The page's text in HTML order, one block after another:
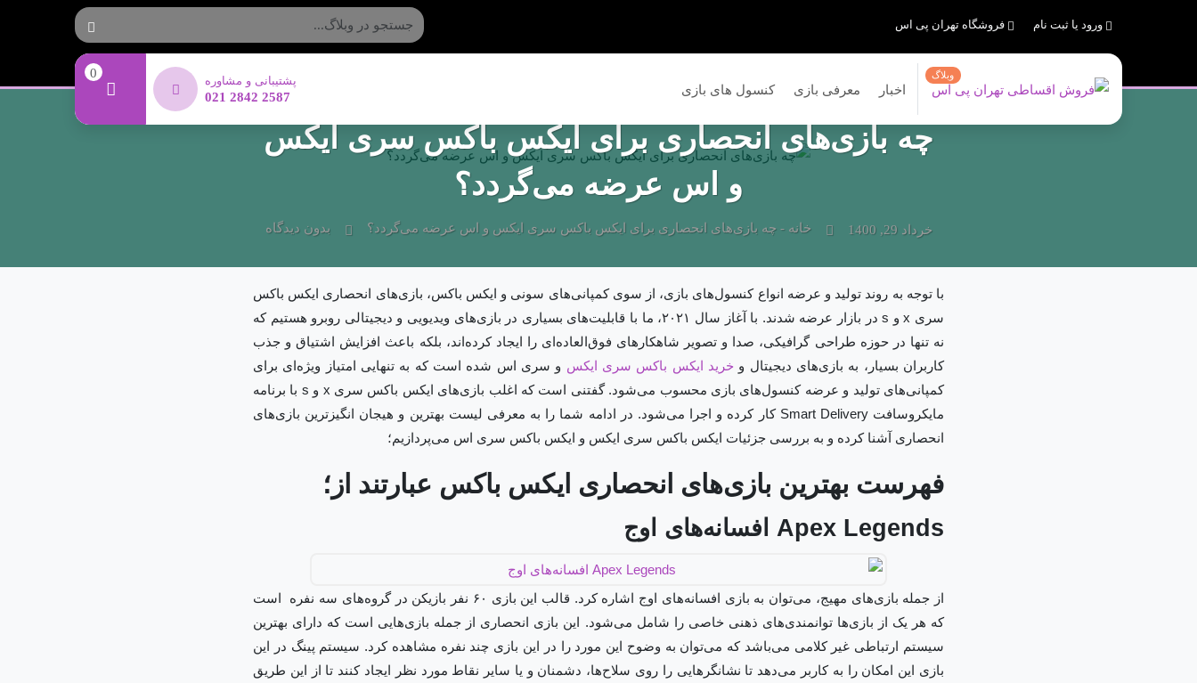
ورود یا ثبت نام فروشگاه تهران پی اس
وبلاگ
اخبار معرفی بازی کنسول های بازی
پشتیبانی و مشاوره
021 2842 2587
0
چه بازی‌های انحصاری برای ایکس باکس سری ایکس
و اس عرضه می‌گردد؟
خرداد 29, 1400 خانه -چه بازی‌های انحصاری برای ایکس باکس سری ایکس و اس عرضه می‌گردد؟ بدون دیدگاه
با توجه به روند تولید و عرضه انواع کنسول‌های بازی، از سوی کمپانی‌های سونی و ایکس باکس، بازی‌های انحصاری ایکس باکس
‌سری x و s در بازار عرضه شدند. با آغاز سال ۲۰۲۱، ما با قابلیت‌های بسیاری در بازی‌های ویدیویی و دیجیتالی روبرو هستیم که
نه تنها در حوزه طراحی گرافیکی، صدا و تصویر شاهکارهای فوق‌العاده‌ای را ایجاد کرده‌اند، بلکه باعث افزایش اشتیاق و جذب
کاربران بسیار، به بازی‌های دیجیتال و خرید ایکس باکس سری ایکس و سری اس شده است که به تنهایی امتیاز ویژه‌ای برای
کمپانی‌های تولید و عرضه کنسول‌های بازی محسوب می‌شود. گفتنی است که اغلب بازی‌های ایکس باکس سری x و s با برنامه
مایکروسافت Smart Delivery کار کرده و اجرا می‌شود. در ادامه شما را به معرفی لیست بهترین و هیجان انگیزترین بازی‌های
انحصاری آشنا کرده و به بررسی جزئیات ایکس باکس سری ایکس و ایکس باکس سری اس می‌پردازیم؛
فهرست بهترین بازی‌های انحصاری ایکس باکس عبارتند از؛
Apex Legends افسانه‌های اوج
از جمله بازی‌های مهیج، می‌توان به بازی افسانه‌های اوج اشاره کرد. قالب این بازی ۶۰ نفر بازیکن در گروه‌های سه نفره است
که هر یک از بازی‌ها توانمندی‌های ذهنی خاصی را شامل می‌شود. این بازی انحصاری از جمله بازی‌هایی است که دارای بهترین
سیستم ارتباطی غیر کلامی می‌باشد که می‌توان به وضوح این مورد را در این بازی چند نفره مشاهده کرد. سیستم پینگ در این
بازی این امکان را به کاربر می‌دهد تا نشانگرهایی را روی سلاح‌ها، دشمنان و یا سایر نقاط مورد نظر ایجاد کنند تا از این طریق